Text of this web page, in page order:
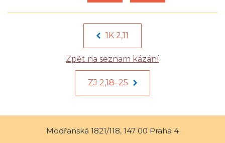
1K 2,11
Zpět na seznam kázání
ZJ 2,18–25
Modřanská 1821/118, 147 00 Praha 4